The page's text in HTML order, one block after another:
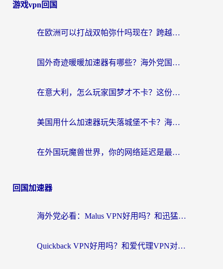
游戏vpn回国
在欧洲可以打战双帕弥什吗现在？跨越延迟墙的实战指南
国外奇迹暖暖加速器有哪些？海外党国服游戏畅玩终极指南（附亲测推荐）
在意大利，怎么玩家国梦才不卡？这份终极加速指南请收好
美国用什么加速器玩失落城堡不卡？海外党亲测有效的国服游戏加速指南
在外国玩魔兽世界，你的网络延迟是最大的敌人
回国加速器
海外党必看：Malus VPN好用吗？和迅猛兔VPN对比哪个回国效果更好？附真实体验与避坑指南
Quickback VPN好用吗？和爱代理VPN对比哪个回国效果更好？